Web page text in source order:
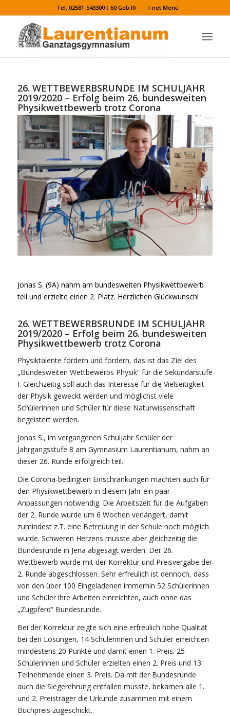
Tel. 02581-543300 (-60 Geb.II) I-net Menü
26. WETTBEWERBSRUNDE IM SCHULJAHR
2019/2020 – Erfolg beim 26. bundesweiten
Physikwettbewerb trotz Corona
Jonas S. (9A) nahm am bundesweiten Physikwettbewerb
teil und erzielte einen 2. Platz. Herzlichen Glückwunsch!
26. WETTBEWERBSRUNDE IM SCHULJAHR
2019/2020 – Erfolg beim 26. bundesweiten
Physikwettbewerb trotz Corona
Physiktalente fördern und fordern, das ist das Ziel des
„Bundesweiten Wettbewerbs Physik“ für die Sekundarstufe
I. Gleichzeitig soll auch das Interesse für die Vielseitigkeit
der Physik geweckt werden und möglichst viele
Schülerinnen und Schüler für diese Naturwissenschaft
begeistert werden.
Jonas S., im vergangenen Schuljahr Schüler der
Jahrgangsstufe 8 am Gymnasium Laurentianum, nahm an
dieser 26. Runde erfolgreich teil.
Die Corona-bedingten Einschränkungen machten auch für
den Physikwettbewerb in diesem Jahr ein paar
Anpassungen notwendig. Die Arbeitszeit für die Aufgaben
der 2. Runde wurde um 6 Wochen verlängert, damit
zumindest z.T. eine Betreuung in der Schule noch möglich
wurde. Schweren Herzens musste aber gleichzeitig die
Bundesrunde in Jena abgesagt werden. Der 26.
Wettbewerb wurde mit der Korrektur und Preisvergabe der
2. Runde abgeschlossen. Sehr erfreulich ist dennoch, dass
von den über 100 Eingeladenen immerhin 52 Schülerinnen
und Schüler ihre Arbeiten einreichten, auch ohne das
„Zugpferd“ Bundesrunde.
Bei der Korrektur zeigte sich eine erfreulich hohe Qualität
bei den Lösungen, 14 Schülerinnen und Schüler erreichten
mindestens 20 Punkte und damit einen 1. Preis. 25
Schülerinnen und Schüler erzielten einen 2. Preis und 13
Teilnehmende einen 3. Preis. Da mit der Bundesrunde
auch die Siegerehrung entfallen musste, bekamen alle 1.
und 2. Preisträger die Urkunde zusammen mit einem
Buchpreis zugeschickt.